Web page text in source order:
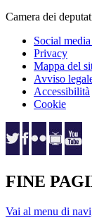
Camera dei
Social
Privacy
Mappa del
Avviso
Accessibilità
Cookie
FINE
Vai al menu di